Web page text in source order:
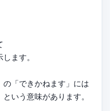
ます。
の「できかねます」には
いう意味があります。